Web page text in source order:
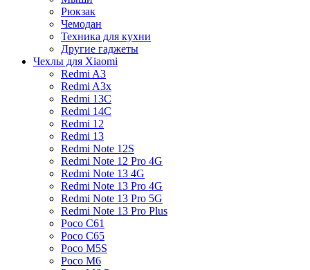
Рюкзак
Чемодан
Техника для кухни
Другие гаджеты
Чехлы для Xiaomi
Redmi A3
Redmi A3x
Redmi 13C
Redmi 14C
Redmi 12
Redmi 13
Redmi Note 12S
Redmi Note 12 Pro 4G
Redmi Note 13 4G
Redmi Note 13 Pro 4G
Redmi Note 13 Pro 5G
Redmi Note 13 Pro Plus
Poco C61
Poco C65
Poco M5S
Poco M6